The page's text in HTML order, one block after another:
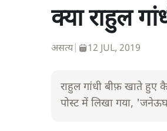
क्या राहुल
असत्य| 12 JUL, 2019
राहुल गांधी बीफ़ खाते हुए
पोस्ट में लिखा गया,